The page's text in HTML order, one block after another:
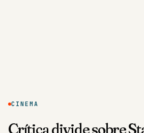
CINEMA
Crítica divide sobre